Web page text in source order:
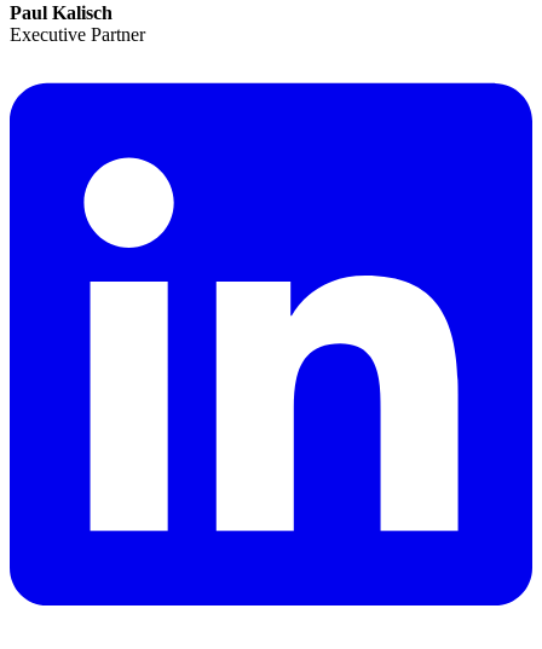
Paul Kalisch
Executive Partner